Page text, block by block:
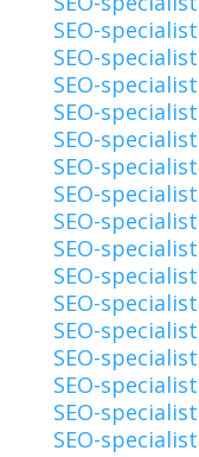
SEO-
SEO-
SEO-
SEO-
SEO-
SEO-
SEO-
SEO-
SEO-
SEO-
SEO-
SEO-
SEO-
SEO-
SEO-
SEO-